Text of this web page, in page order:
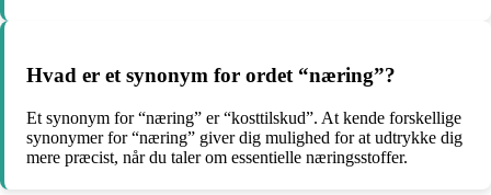
Hvad er et synonym for ordet “næring”?
Et synonym for “næring” er “kosttilskud”. At kende forskellige
synonymer for “næring” giver dig mulighed for at udtrykke dig
mere præcist, når du taler om essentielle næringsstoffer.